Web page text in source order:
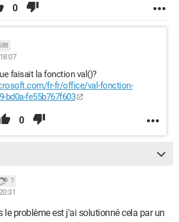
0
faisait la fonction val()?
fr-fr/office/val-fonction-
bd0a-fe55b767f603
0
7
le problème est j'ai solutionné cela par un